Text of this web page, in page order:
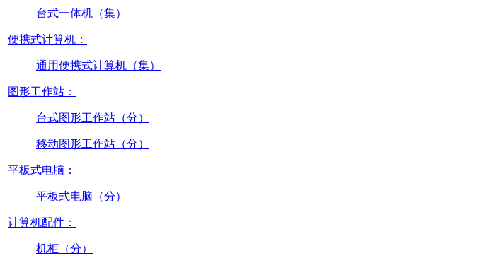
台式一体机（集）
便携式计算机：
通用便携式计算机（集）
图形工作站：
台式图形工作站（分）
移动图形工作站（分）
平板式电脑：
平板式电脑（分）
计算机配件：
机柜（分）